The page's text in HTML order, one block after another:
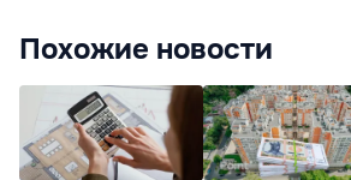
Похожие новости